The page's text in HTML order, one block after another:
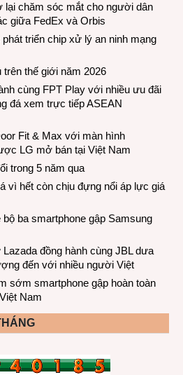
lại chăm sóc mắt cho người dân
giữa FedEx và Orbis
triển chip xử lý an ninh mạng
thế giới năm 2026
cùng FPT Play với nhiều ưu đãi
đá xem trực tiếp ASEAN
Fit & Max với màn hình
LG mở bán tại Việt Nam
trong 5 năm qua
vì hết còn chịu đựng nổi áp lực giá
ba smartphone gập Samsung
đồng hành cùng JBL dưa
đến với nhiều người Việt
sớm smartphone gập hoàn toàn
Nam